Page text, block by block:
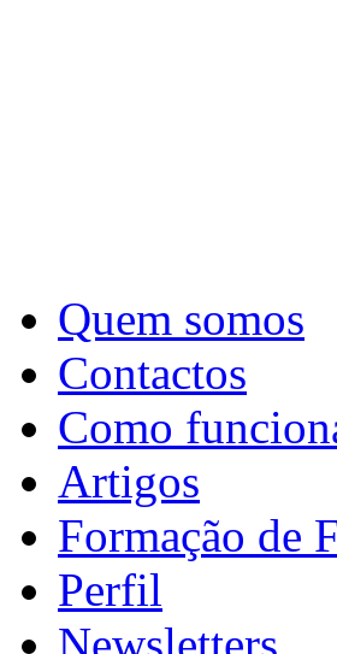
Quem somos
Contactos
Como
Artigos
Formação de
Perfil